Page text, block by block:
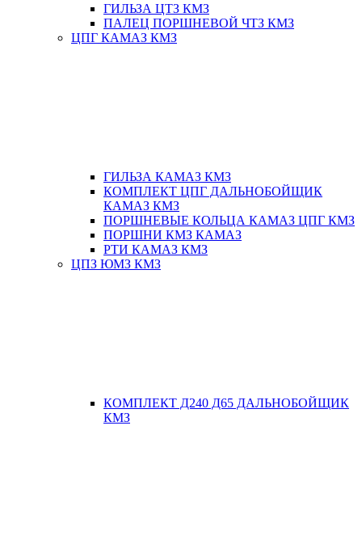
ГИЛЬЗА ЦТЗ КМЗ
ПАЛЕЦ ПОРШНЕВОЙ ЧТЗ КМЗ
ЦПГ КАМАЗ КМЗ
ГИЛЬЗА КАМАЗ КМЗ
КОМПЛЕКТ ЦПГ ДАЛЬНОБОЙЩИК
КАМАЗ КМЗ
ПОРШНЕВЫЕ КОЛЬЦА КАМАЗ ЦПГ КМЗ
ПОРШНИ КМЗ КАМАЗ
РТИ КАМАЗ КМЗ
ЦПЗ ЮМЗ КМЗ
КОМПЛЕКТ Д240 Д65 ДАЛЬНОБОЙЩИК
КМЗ